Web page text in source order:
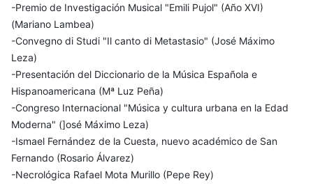
-Premio de Investigación Musical "Emili Pujol" (Año XVI)
(Mariano Lambea)
-Convegno di Studi "Il canto di Metastasio" (José Máximo
Leza)
-Presentación del Diccionario de la Música Española e
Hispanoamericana (Mª Luz Peña)
-Congreso Internacional "Música y cultura urbana en la Edad
Moderna" (]osé Máximo Leza)
-Ismael Fernández de la Cuesta, nuevo académico de San
Fernando (Rosario Álvarez)
-Necrológica Rafael Mota Murillo (Pepe Rey)